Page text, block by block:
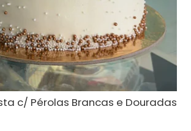
c/ Pérolas Brancas e Douradas